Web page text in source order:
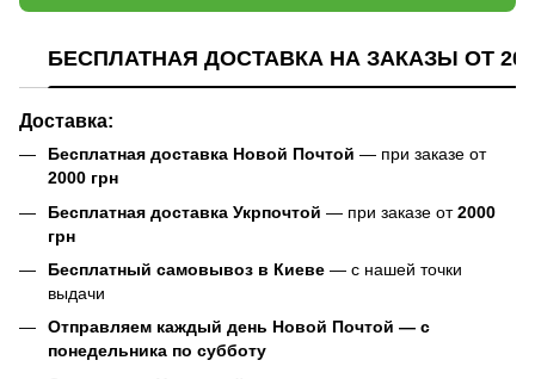
БЕСПЛАТНАЯ ДОСТАВКА НА ЗАКАЗЫ ОТ
Доставка:
Бесплатная доставка Новой Почтой — при заказе от
2000 грн
Бесплатная доставка Укрпочтой — при заказе от2000
грн
Бесплатный самовывоз в Киеве — с нашей точки
выдачи
Отправляем каждый день Новой Почтой — с
понедельника по субботу